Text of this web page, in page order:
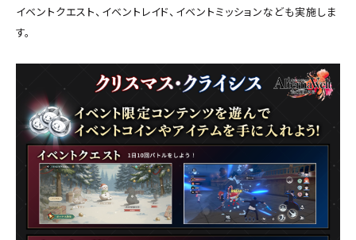
イベントクエスト、イベントレイド、イベントミッションなども実施しま
す。